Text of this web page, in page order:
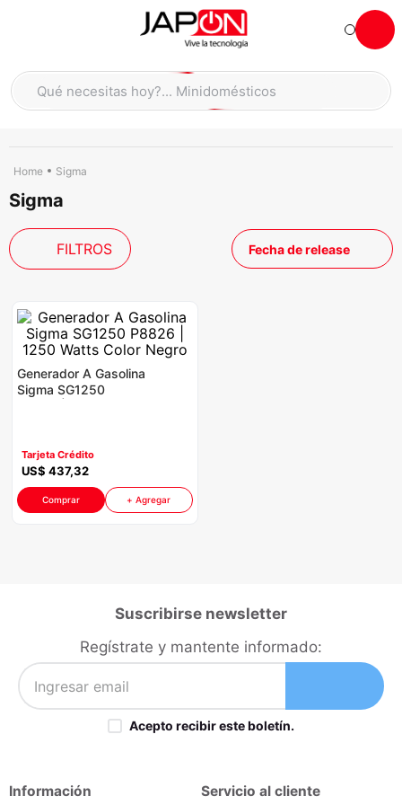
Hola... qué necesitas hoy?
Qué necesitas hoy?... Minidomésticos
Sigma
Sigma
FILTROS Fecha de release
Generador A Gasolina
Sigma SG1250
Tarjeta Crédito
US$ 437,32
Comprar + Agregar
Suscribirse newsletter
Regístrate y mantente informado:
Acepto recibir este boletín.
Información Servicio al cliente
1 . moto
2.
3. lavadora
scooter
6. laptop
7. celular
8. iphone
10. cocina